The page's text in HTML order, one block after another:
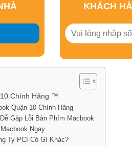
KHÁCH
Chính Hãng ™
Quận 10 Chính Hãng
Gặp Lỗi Bàn Phím Macbook
Ngay
Ty PCI Có Gì Khác?